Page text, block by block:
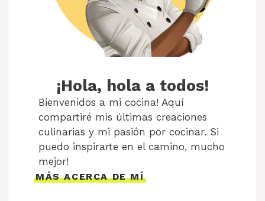
¡Hola, hola a todos!
Bienvenidos a mi cocina! Aquí
compartiré mis últimas creaciones
culinarias y mi pasión por cocinar. Si
puedo inspirarte en el camino, mucho
mejor!
MÁS ACERCA DE MÍ